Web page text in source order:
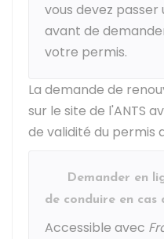
vous devez passer
avant de
votre permis.
La demande de
sur le site de l'ANTS
de validité du permis
Demander en
de conduire en
Accessible avec